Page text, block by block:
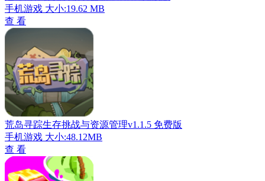
手机游戏 大小:19.62 MB
查 看
荒岛寻踪生存挑战与资源管理v1.1.5 免费版
手机游戏 大小:48.12MB
查 看